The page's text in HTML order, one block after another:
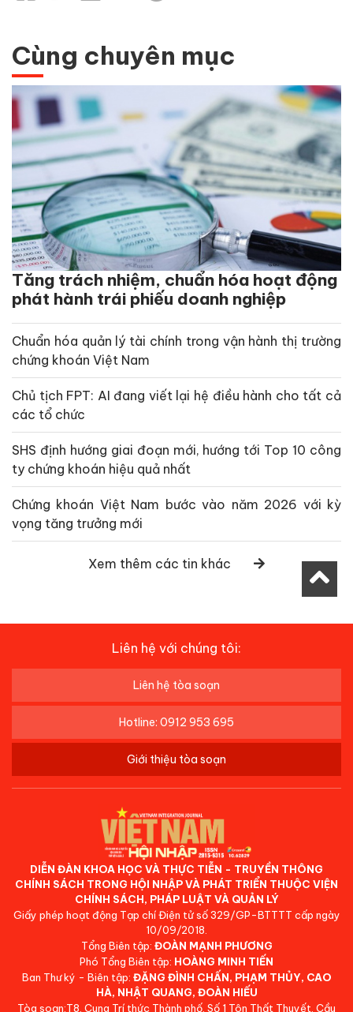
Cùng chuyên mục
Tăng trách nhiệm, chuẩn hóa hoạt động
phát hành trái phiếu doanh nghiệp
Chuẩn hóa quản lý tài chính trong vận hành thị trường
chứng khoán Việt Nam
Chủ tịch FPT: AI đang viết lại hệ điều hành cho tất cả
các tổ chức
SHS định hướng giai đoạn mới, hướng tới Top 10 công
ty chứng khoán hiệu quả nhất
Chứng khoán Việt Nam bước vào năm 2026 với kỳ
vọng tăng trưởng mới
Xem thêm các tin khác
Liên hệ với chúng tôi:
Liên hệ tòa soạn
Hotline: 0912 953 695
Giới thiệu tòa soạn
DIỄN ĐÀN KHOA HỌC VÀ THỰC TIỄN - TRUYỀN THÔNG
CHÍNH SÁCH TRONG HỘI NHẬP VÀ PHÁT TRIỂN THUỘC VIỆN
CHÍNH SÁCH, PHÁP LUẬT VÀ QUẢN LÝ
Giấy phép hoạt động Tạp chí Điện tử số 329/GP-BTTTT cấp ngày
10/09/2018.
Tổng Biên tập: ĐOÀN MẠNH PHƯƠNG
Phó Tổng Biên tập: HOÀNG MINH TIẾN
Ban Thư ký - Biên tập: ĐẶNG ĐÌNH CHẤN, PHẠM THỦY, CAO
HÀ, NHẬT QUANG, ĐOÀN HIẾU
Tòa soạn:T8, Cung Trí thức Thành phố, Số 1 Tôn Thất Thuyết, Cầu